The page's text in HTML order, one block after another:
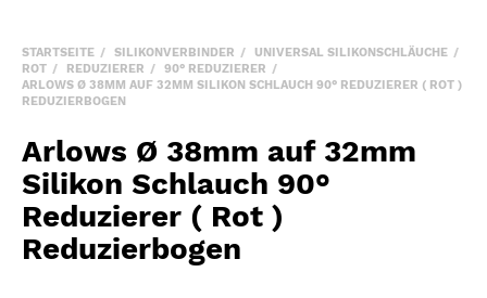
STARTSEITE SILIKONVERBINDER
UNIVERSAL SILIKONSCHLÄUCHE
ROT
REDUZIERER
90° REDUZIERER
ARLOWS Ø 38MM AUF 32MM SILIKON SCHLAUCH 90° REDUZIERER ( ROT )
REDUZIERBOGEN
Arlows Ø 38mm auf 32mm
Silikon Schlauch 90°
Reduzierer ( Rot )
Reduzierbogen